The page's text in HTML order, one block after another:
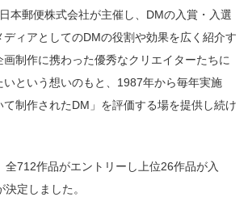
本郵便株式会社が主催し、DMの入賞・入選
ィアとしてのDMの役割や効果を広く紹介す
制作に携わった優秀なクリエイターたちに
という想いのもと、1987年から毎年実施
て制作されたDM」を評価する場を提供し続け
全712作品がエントリーし上位26作品が入
定しました。